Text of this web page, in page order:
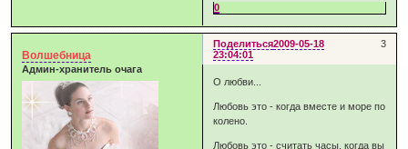
0
Поделиться 3
2009-05-18
23:04:01
Волшебница
Админ-хранитель очага
О любви...
Любовь это - когда вместе и море по
колено.
Любовь это - cчитать часы, когда вы